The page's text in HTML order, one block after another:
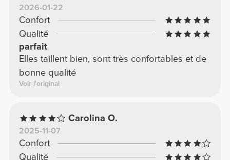
2026-01-22
Confort
Qualité
parfait
Elles taillent bien, sont très confortables et de
bonne qualité
Voir l'original
Carolina O.
2025-11-07
Confort
Qualité